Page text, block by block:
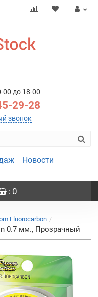
00 до 18-00
29-28
звонок
Новости
: 0
Fluorocarbon
0.7 мм., Прозрачный